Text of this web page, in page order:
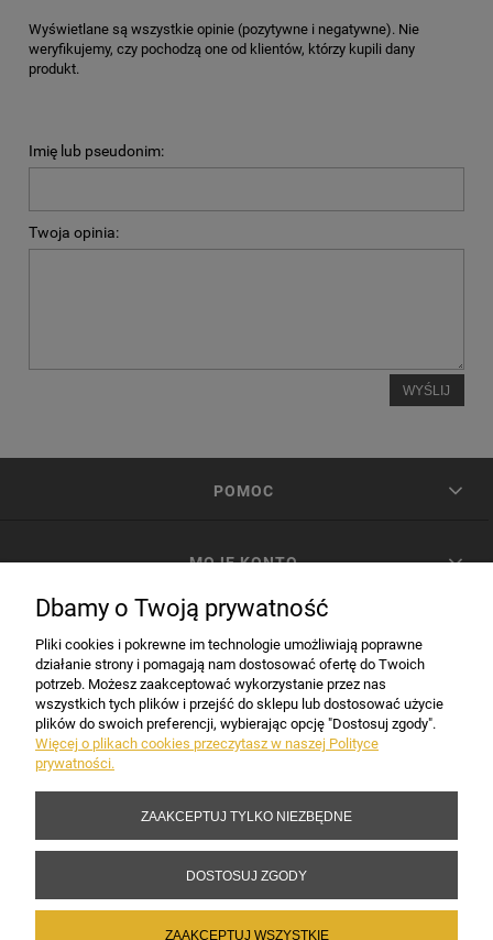
Wyświetlane są wszystkie opinie (pozytywne i negatywne). Nie
weryfikujemy, czy pochodzą one od klientów, którzy kupili dany
produkt.
Imię lub pseudonim:
Twoja opinia:
WYŚLIJ
POMOC
MOJE KONTO
INFORMACJE
Copyright 2017-2026 Sakramento.pl
Dbamy o Twoją prywatność
Pliki cookies i pokrewne im technologie umożliwiają poprawne
działanie strony i pomagają nam dostosować ofertę do Twoich
potrzeb. Możesz zaakceptować wykorzystanie przez nas
wszystkich tych plików i przejść do sklepu lub dostosować użycie
plików do swoich preferencji, wybierając opcję "Dostosuj zgody".
Więcej o plikach cookies przeczytasz w naszej Polityce
prywatności.
ZAAKCEPTUJ TYLKO NIEZBĘDNE
DOSTOSUJ ZGODY
ZAAKCEPTUJ WSZYSTKIE